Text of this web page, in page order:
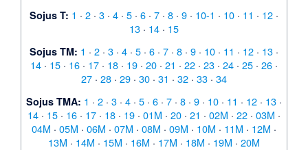
Sojus T: 1 · 2· 3· 4· 5· 6· 7· 8· 9· 10-1 · 10· 11 · 12·
13· 14· 15
Sojus TM: 1 · 2· 3· 4· 5· 6· 7· 8· 9· 10· 11 · 12· 13·
14· 15· 16· 17· 18· 19· 20· 21 · 22· 23· 24· 25· 26·
27· 28· 29· 30· 31 · 32· 33· 34
Sojus TMA: 1 · 2· 3· 4· 5· 6· 7· 8· 9· 10· 11 · 12· 13·
14· 15· 16· 17· 18· 19· 01M · 20· 21 · 02M · 22· 03M ·
04M · 05M · 06M · 07M · 08M · 09M · 10M · 11M · 12M ·
13M · 14M · 15M · 16M · 17M · 18M · 19M · 20M